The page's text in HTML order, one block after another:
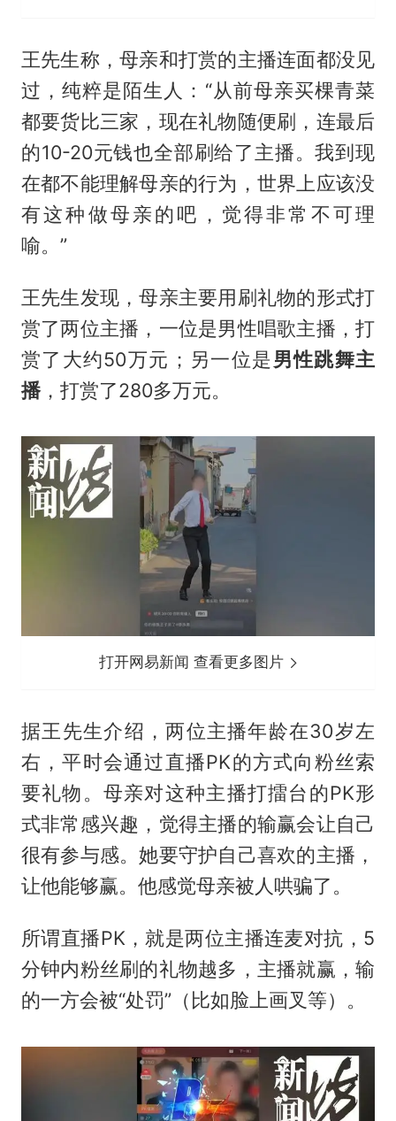
王先生称，母亲和打赏的主播连面都没见
过，纯粹是陌生人：“从前母亲买棵青菜
都要货比三家，现在礼物随便刷，连最后
的10-20元钱也全部刷给了主播。我到现
在都不能理解母亲的行为，世界上应该没
有这种做母亲的吧，觉得非常不可理
喻。”
王先生发现，母亲主要用刷礼物的形式打
赏了两位主播，一位是男性唱歌主播，打
赏了大约50万元；另一位是 男性跳舞主
播，打赏了280多万元。
打开网易新闻 查看更多图片
据王先生介绍，两位主播年龄在30岁左
右，平时会通过直播PK的方式向粉丝索
要礼物。母亲对这种主播打擂台的PK形
式非常感兴趣，觉得主播的输赢会让自己
很有参与感。她要守护自己喜欢的主播，
让他能够赢。他感觉母亲被人哄骗了。
所谓直播PK，就是两位主播连麦对抗，5
分钟内粉丝刷的礼物越多，主播就赢，输
的一方会被“处罚”（比如脸上画叉等）。